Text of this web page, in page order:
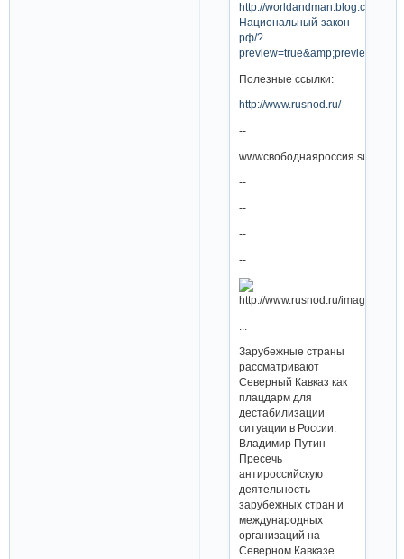
http://worldandman.blog.com/
Национальный-закон-
рф/?
Полезные ссылки:
http://www.rusnod.ru/
--
wwwсвободнаяроссия.su
--
--
--
--
Зарубежные страны
рассматривают
Северный Кавказ как
плацдарм для
дестабилизации
ситуации в России:
Владимир Путин
Пресечь
антироссийскую
деятельность
зарубежных стран и
международных
организаций на
Северном Кавказе